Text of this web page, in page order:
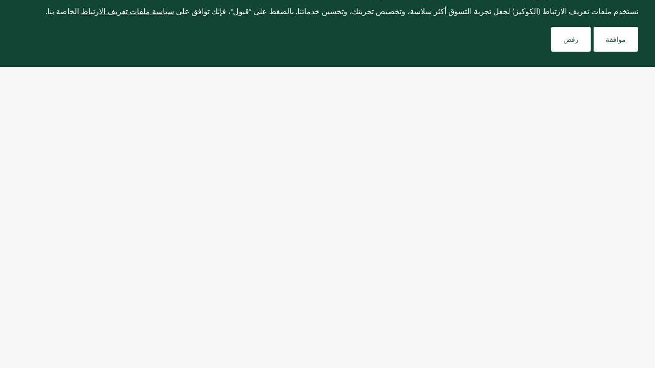
نستخدم ملفات تعريف الارتباط (الكوكيز) لجعل تجربة التسوق أكثر سلاسة، وتخصيص تجربتك، وتحسين خدماتنا. بالضغط على "قبول"، فإنك توافق على سياسة ملفات تعريف الارتباط الخاصة بنا.
موافقة رفض